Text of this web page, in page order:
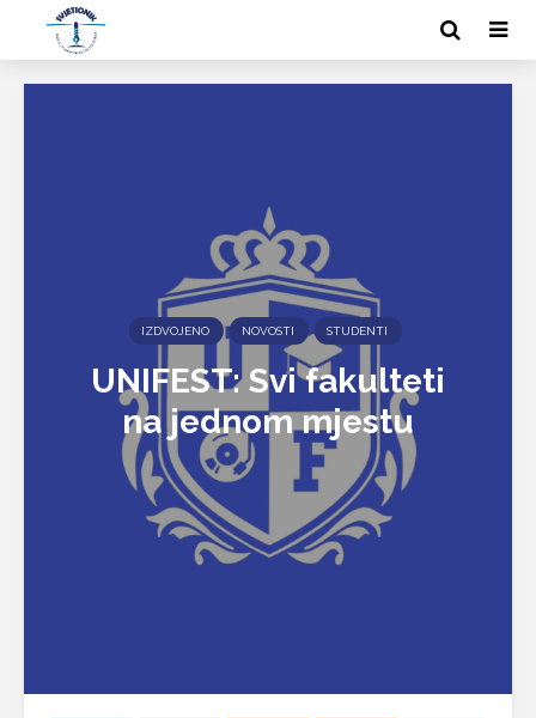
IZDVOJENO NOVOSTI STUDENTI
UNIFEST: Svi fakulteti
na jednom mjestu